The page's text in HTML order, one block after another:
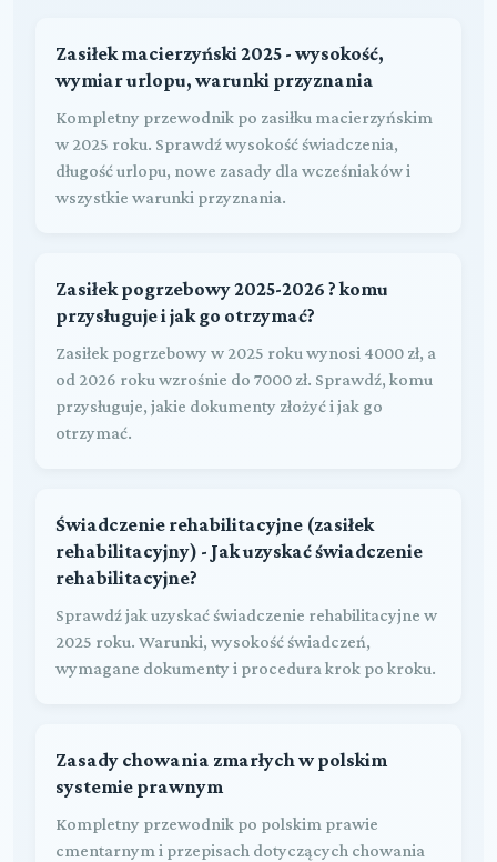
Zasiłek macierzyński 2025 - wysokość,
wymiar urlopu, warunki przyznania
Kompletny przewodnik po zasiłku macierzyńskim
w 2025 roku. Sprawdź wysokość świadczenia,
długość urlopu, nowe zasady dla wcześniaków i
wszystkie warunki przyznania.
Zasiłek pogrzebowy 2025-2026 ? komu
przysługuje i jak go otrzymać?
Zasiłek pogrzebowy w 2025 roku wynosi 4000 zł, a
od 2026 roku wzrośnie do 7000 zł. Sprawdź, komu
przysługuje, jakie dokumenty złożyć i jak go
otrzymać.
Świadczenie rehabilitacyjne (zasiłek
rehabilitacyjny) - Jak uzyskać świadczenie
rehabilitacyjne?
Sprawdź jak uzyskać świadczenie rehabilitacyjne w
2025 roku. Warunki, wysokość świadczeń,
wymagane dokumenty i procedura krok po kroku.
Zasady chowania zmarłych w polskim
systemie prawnym
Kompletny przewodnik po polskim prawie
cmentarnym i przepisach dotyczących chowania